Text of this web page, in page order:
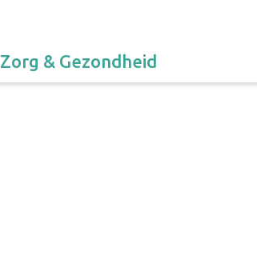
Zorg & Gezondheid